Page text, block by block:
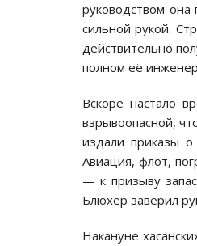
руководством она
сильной рукой.
действительно
полном её
Вскоре настало
взрывоопасной,
издали приказы
Авиация, флот,
— к призыву
Блюхер заверил
Накануне